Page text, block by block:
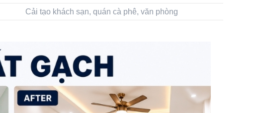
Cải tạo khách sạn, quán cà phê, văn phòng